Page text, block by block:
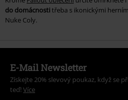
do domácnostitřeba s ikonickými
Nuke Coly.
E-Mail Newsletter
Získejte 20% slevový poukaz, když se
teď! Více